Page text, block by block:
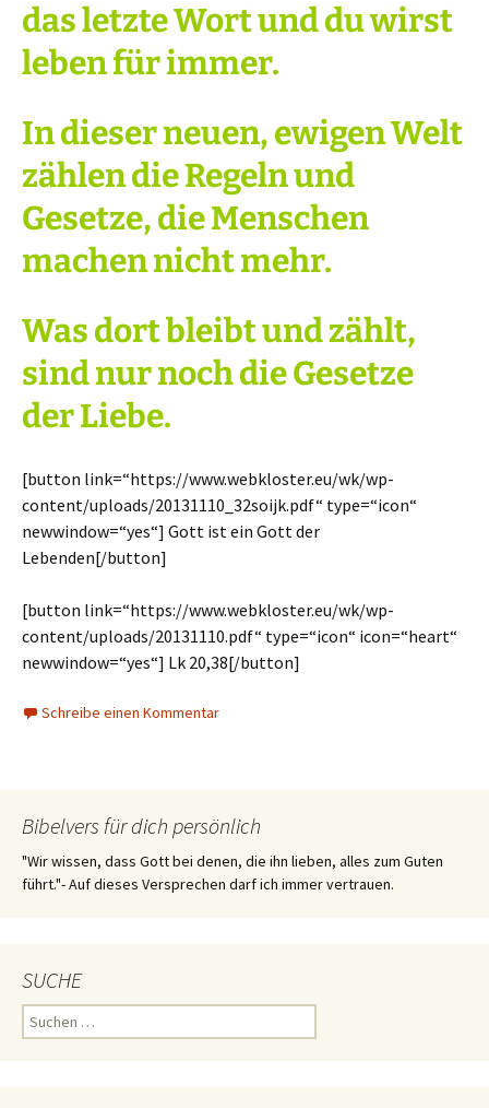
das letzte Wort und du wirst
leben für immer.
In dieser neuen, ewigen Welt
zählen die Regeln und
Gesetze, die Menschen
machen nicht mehr.
Was dort bleibt und zählt,
sind nur noch die Gesetze
der Liebe.
[button link=“https://www.webkloster.eu/wk/wp-
content/uploads/20131110_32soijk.pdf“ type=“icon“
newwindow=“yes“] Gott ist ein Gott der
Lebenden[/button]
[button link=“https://www.webkloster.eu/wk/wp-
content/uploads/20131110.pdf“ type=“icon“ icon=“heart“
newwindow=“yes“] Lk 20,38[/button]
Schreibe einen Kommentar
Bibelvers für dich persönlich
"Wir wissen, dass Gott bei denen, die ihn lieben, alles zum Guten
führt."- Auf dieses Versprechen darf ich immer vertrauen.
SUCHE
Suchen
nach: